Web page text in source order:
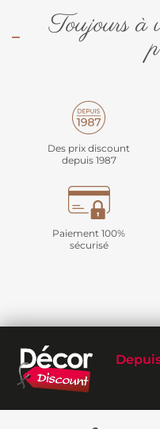
Toujours à
Des prix discount
depuis 1987
Paiement 100%
sécurisé